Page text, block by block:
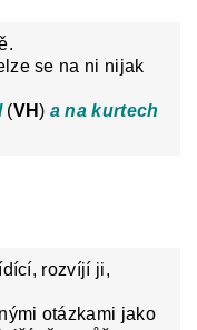
se na ni nijak
(VH) a na kurtech
rozvíjí ji,
otázkami jako